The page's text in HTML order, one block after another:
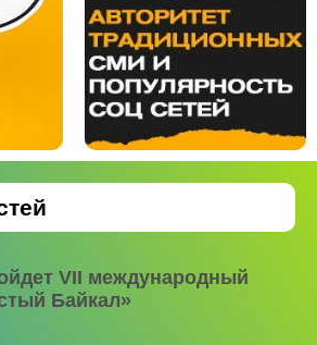
VII международный
Байкал»